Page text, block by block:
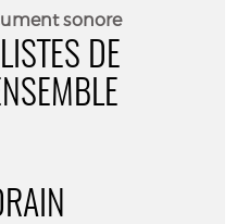
sonore
DE